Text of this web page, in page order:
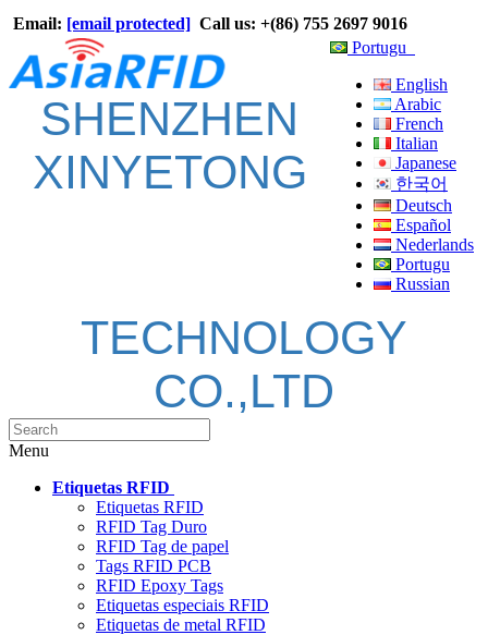
Email: [email protected] Call us: +(86) 755 2697 9016
Portugu
English
Arabic
French
Italian
Japanese
한국어
Deutsch
Español
Nederlands
Portugu
Russian
SHENZHEN
XINYETONG
TECHNOLOGY
CO.,LTD
Menu
Etiquetas RFID
Etiquetas RFID
RFID Tag Duro
RFID Tag de papel
Tags RFID PCB
RFID Epoxy Tags
Etiquetas especiais RFID
Etiquetas de metal RFID